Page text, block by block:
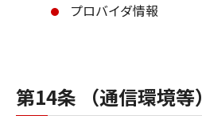
プロバイダ情報
第14条 （通信環境等）